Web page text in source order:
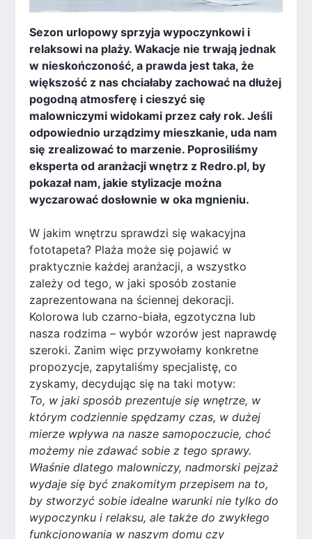
Sezon urlopowy sprzyja wypoczynkowi i
relaksowi na plaży. Wakacje nie trwają jednak
w nieskończoność, a prawda jest taka, że
większość z nas chciałaby zachować na dłużej
pogodną atmosferę i cieszyć się
malowniczymi widokami przez cały rok. Jeśli
odpowiednio urządzimy mieszkanie, uda nam
się zrealizować to marzenie. Poprosiliśmy
eksperta od aranżacji wnętrz z Redro.pl, by
pokazał nam, jakie stylizacje można
wyczarować dosłownie w oka mgnieniu.
W jakim wnętrzu sprawdzi się wakacyjna
fototapeta? Plaża może się pojawić w
praktycznie każdej aranżacji, a wszystko
zależy od tego, w jaki sposób zostanie
zaprezentowana na ściennej dekoracji.
Kolorowa lub czarno-biała, egzotyczna lub
nasza rodzima – wybór wzorów jest naprawdę
szeroki. Zanim więc przywołamy konkretne
propozycje, zapytaliśmy specjalistę, co
zyskamy, decydując się na taki motyw:
To, w jaki sposób prezentuje się wnętrze, w
którym codziennie spędzamy czas, w dużej
mierze wpływa na nasze samopoczucie, choć
możemy nie zdawać sobie z tego sprawy.
Właśnie dlatego malowniczy, nadmorski pejzaż
wydaje się być znakomitym przepisem na to,
by stworzyć sobie idealne warunki nie tylko do
wypoczynku i relaksu, ale także do zwykłego
funkcjonowania w naszym domu czy